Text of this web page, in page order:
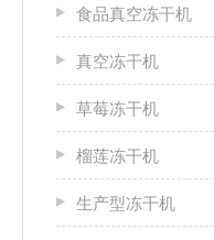
食品真空冻干机
真空冻干机
草莓冻干机
榴莲冻干机
生产型冻干机